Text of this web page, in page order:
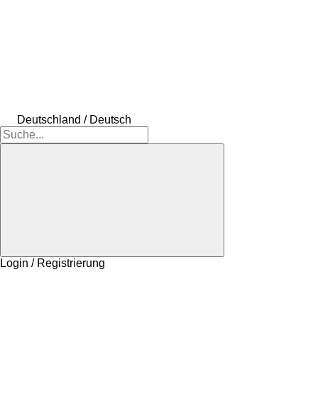
Deutschland / Deutsch
Login / Registrierung